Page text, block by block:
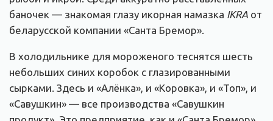
баночек — знакомая глазу икорная намазка IKRA от
беларусской компании «Санта Бремор».
В холодильнике для мороженого теснятся шесть
небольших синих коробок с глазированными
сырками. Здесь и «Алёнка», и «Коровка», и «Топ», и
«Савушкин» — все производства «Савушкин